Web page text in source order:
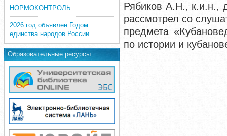
НОРМОКОНТРОЛЬ
2026 год объявлен Годом
единства народов России
Образовательные ресурсы
Рябиков А.Н., к.и.н.,
рассмотрел со
предмета
по истории и